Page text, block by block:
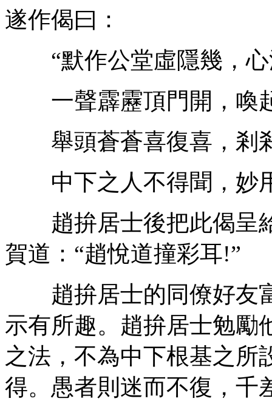
遂作偈曰：
“默作公堂虛隱幾，心
一聲霹靂頂門開，喚
舉頭蒼蒼喜復喜，剎
中下之人不得聞，妙
趙拚居士後把此偈呈
賀道：“趙悅道撞彩耳!”
趙拚居士的同僚好友
示有所趣。趙拚居士勉勵
之法，不為中下根基之所
得。愚者則迷而不復，千